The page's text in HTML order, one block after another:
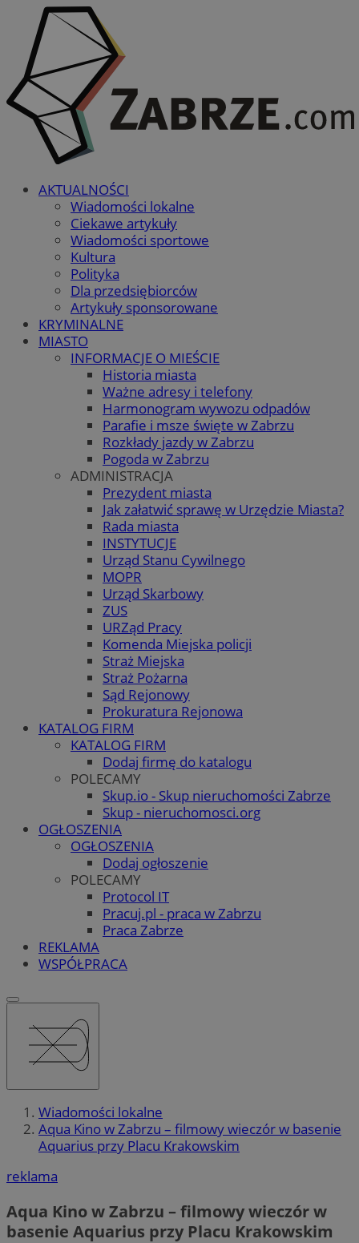
AKTUALNOŚCI
Wiadomości lokalne
Ciekawe artykuły
Wiadomości sportowe
Kultura
Polityka
Dla przedsiębiorców
Artykuły sponsorowane
KRYMINALNE
MIASTO
INFORMACJE O MIEŚCIE
Historia miasta
Ważne adresy i telefony
Harmonogram wywozu odpadów
Parafie i msze święte w Zabrzu
Rozkłady jazdy w Zabrzu
Pogoda w Zabrzu
ADMINISTRACJA
Prezydent miasta
Jak załatwić sprawę w Urzędzie Miasta?
Rada miasta
INSTYTUCJE
Urząd Stanu Cywilnego
MOPR
Urząd Skarbowy
ZUS
URZąd Pracy
Komenda Miejska policji
Straż Miejska
Straż Pożarna
Sąd Rejonowy
Prokuratura Rejonowa
KATALOG FIRM
KATALOG FIRM
Dodaj firmę do katalogu
POLECAMY
Skup.io - Skup nieruchomości Zabrze
Skup - nieruchomosci.org
OGŁOSZENIA
OGŁOSZENIA
Dodaj ogłoszenie
POLECAMY
Protocol IT
Pracuj.pl - praca w Zabrzu
Praca Zabrze
REKLAMA
WSPÓŁPRACA
Wiadomości lokalne
Aqua Kino w Zabrzu – filmowy wieczór w basenie
Aquarius przy Placu Krakowskim
reklama
Aqua Kino w Zabrzu – filmowy wieczór w
basenie Aquarius przy Placu Krakowskim